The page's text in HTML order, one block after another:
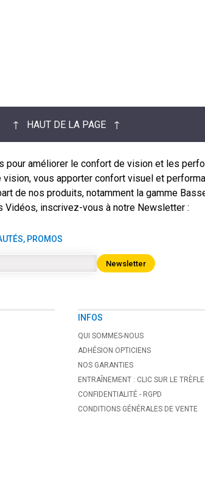
↑ HAUT DE LA PAGE ↑
pour améliorer le confort de vision et les
vous apporter confort visuel et
de nos produits, notamment la gamme
Vidéos, inscrivez-vous à notre Newsletter :
PROMOS
Newsletter
INFOS
QUI SOMMES-NOUS
ADHÉSION OPTICIENS
NOS GARANTIES
ENTRAÎNEMENT : CLIC SUR LE TRÈFLE
CONFIDENTIALITÉ - RGPD
CONDITIONS GÉNÉRALES DE VENTE